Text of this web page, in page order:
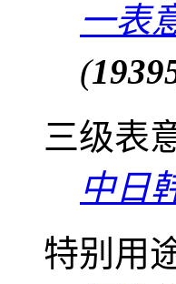
一表
(
三级表
中日
特别用